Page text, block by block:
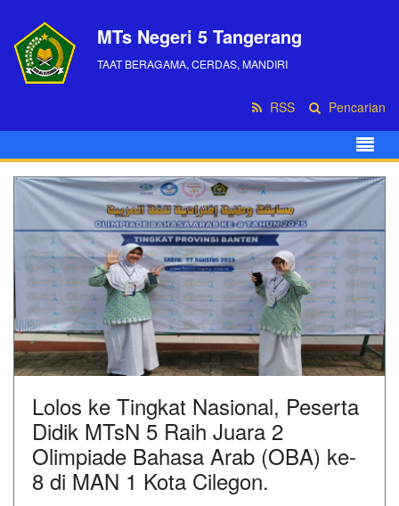
MTs Negeri 5 Tangerang
TAAT BERAGAMA, CERDAS, MANDIRI
RSS Pencarian
Lolos ke Tingkat Nasional, Peserta
Didik MTsN 5 Raih Juara 2
Olimpiade Bahasa Arab (OBA) ke-
8 di MAN 1 Kota Cilegon.